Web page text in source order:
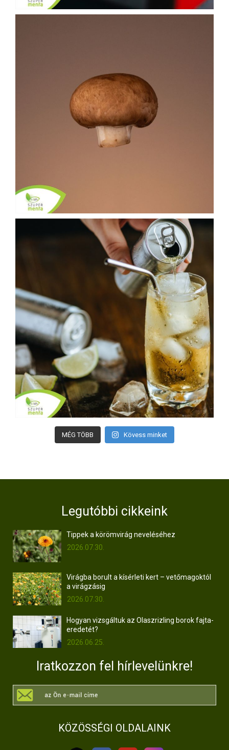
MÉG TÖBB Kövess minket
Legutóbbi cikkeink
Tippek a körömvirág neveléséhez
2026.07.30.
Virágba borult a kísérleti kert – vetőmagoktól
a virágzásig
2026.07.30.
Hogyan vizsgáltuk az Olaszrizling borok fajta-
eredetét?
2026.06.25.
Iratkozzon fel hírlevelünkre!
KÖZÖSSÉGI OLDALAINK